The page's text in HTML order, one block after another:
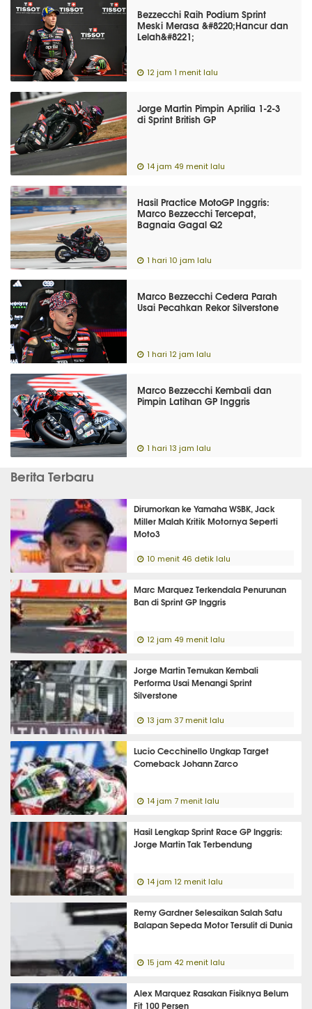
Bezzecchi Raih Podium Sprint
Meski Merasa &#8220;Hancur dan
Lelah&#8221;
12 jam 1 menit lalu
Jorge Martin Pimpin Aprilia 1-2-3
di Sprint British GP
14 jam 49 menit lalu
Hasil Practice MotoGP Inggris:
Marco Bezzecchi Tercepat,
Bagnaia Gagal Q2
1 hari 10 jam lalu
Marco Bezzecchi Cedera Parah
Usai Pecahkan Rekor Silverstone
1 hari 12 jam lalu
Marco Bezzecchi Kembali dan
Pimpin Latihan GP Inggris
1 hari 13 jam lalu
Berita Terbaru
Dirumorkan ke Yamaha WSBK, Jack
Miller Malah Kritik Motornya Seperti
Moto3
10 menit 46 detik lalu
Marc Marquez Terkendala Penurunan
Ban di Sprint GP Inggris
12 jam 49 menit lalu
Jorge Martin Temukan Kembali
Performa Usai Menangi Sprint
Silverstone
13 jam 37 menit lalu
Lucio Cecchinello Ungkap Target
Comeback Johann Zarco
14 jam 7 menit lalu
Hasil Lengkap Sprint Race GP Inggris:
Jorge Martin Tak Terbendung
14 jam 12 menit lalu
Remy Gardner Selesaikan Salah Satu
Balapan Sepeda Motor Tersulit di Dunia
15 jam 42 menit lalu
Alex Marquez Rasakan Fisiknya Belum
Fit 100 Persen